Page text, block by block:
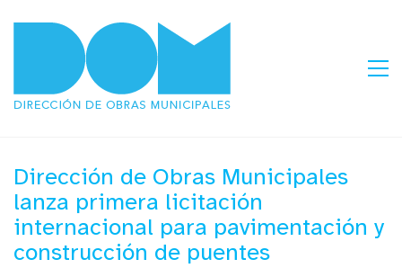
Dirección de Obras Municipales
lanza primera licitación
internacional para pavimentación y
construcción de puentes